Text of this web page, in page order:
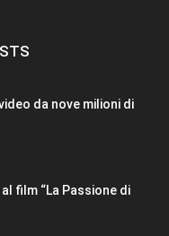
da nove milioni di
film “La Passione di